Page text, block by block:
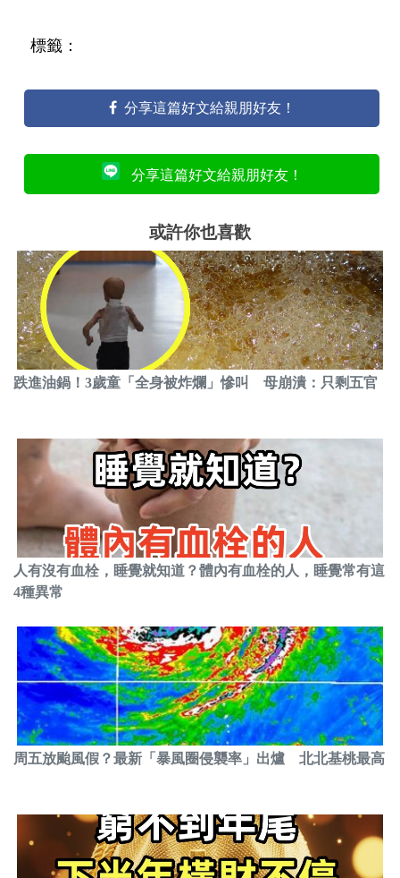
標籤：
分享這篇好文給親朋好友！
分享這篇好文給親朋好友！
或許你也喜歡
跌進油鍋！3歲童「全身被炸爛」慘叫 母崩潰：只剩五官
人有沒有血栓，睡覺就知道？體內有血栓的人，睡覺常有這
4種異常
周五放颱風假？最新「暴風圈侵襲率」出爐 北北基桃最高